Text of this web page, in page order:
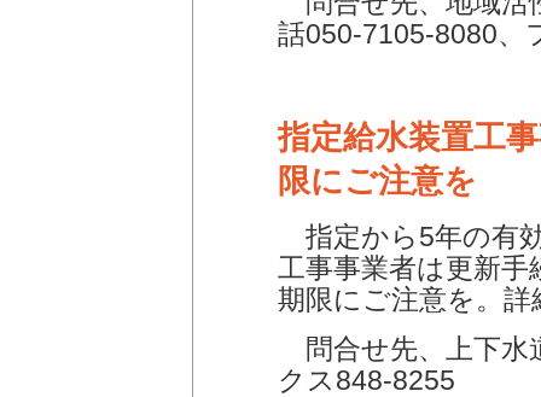
話050-7105-8080、
指定給水装置工
限にご注意を
指定から5年の有
工事事業者は更新
期限にご注意を。
問合せ先、上下水
クス848-8255